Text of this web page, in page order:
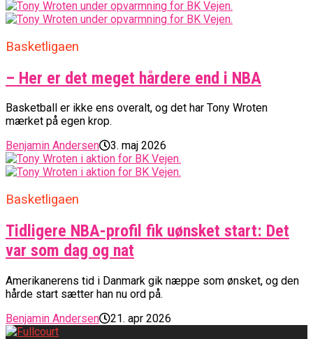
Basketligaen
– Her er det meget hårdere end i NBA
Basketball er ikke ens overalt, og det har Tony Wroten
mærket på egen krop.
Benjamin Andersen
3. maj 2026
Basketligaen
Tidligere NBA-profil fik uønsket start: Det
var som dag og nat
Amerikanerens tid i Danmark gik næppe som ønsket, og den
hårde start sætter han nu ord på.
Benjamin Andersen
21. apr 2026